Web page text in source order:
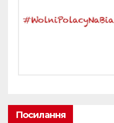
Посилання